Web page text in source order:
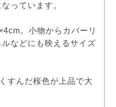
っています。
。小物からカバーリ
などにも映えるサイズ
すんだ桜色が上品で大